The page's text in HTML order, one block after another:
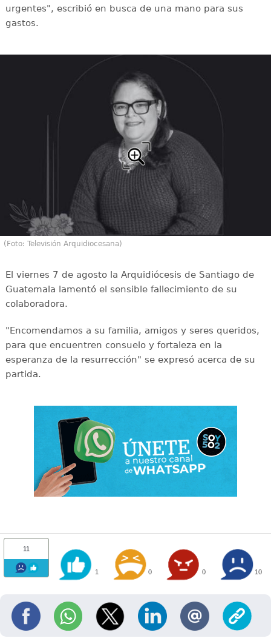
urgentes", escribió en busca de una mano para sus
gastos.
(Foto: Televisión Arquidiocesana)
El viernes 7 de agosto la Arquidiócesis de Santiago de
Guatemala lamentó el sensible fallecimiento de su
colaboradora.
"Encomendamos a su familia, amigos y seres queridos,
para que encuentren consuelo y fortaleza en la
esperanza de la resurrección" se expresó acerca de su
partida.
11
1 0 0 10